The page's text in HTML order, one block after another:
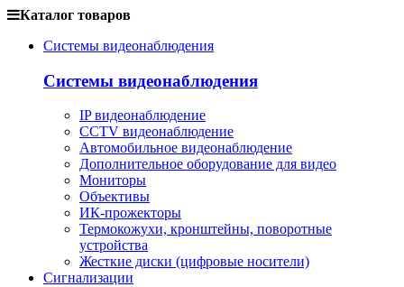
Каталог товаров
Системы видеонаблюдения
Системы видеонаблюдения
IP видеонаблюдение
CCTV видеонаблюдение
Автомобильное видеонаблюдение
Дополнительное оборудование для видео
Мониторы
Объективы
ИК-прожекторы
Термокожухи, кронштейны, поворотные
устройства
Жесткие диски (цифровые носители)
Сигнализации